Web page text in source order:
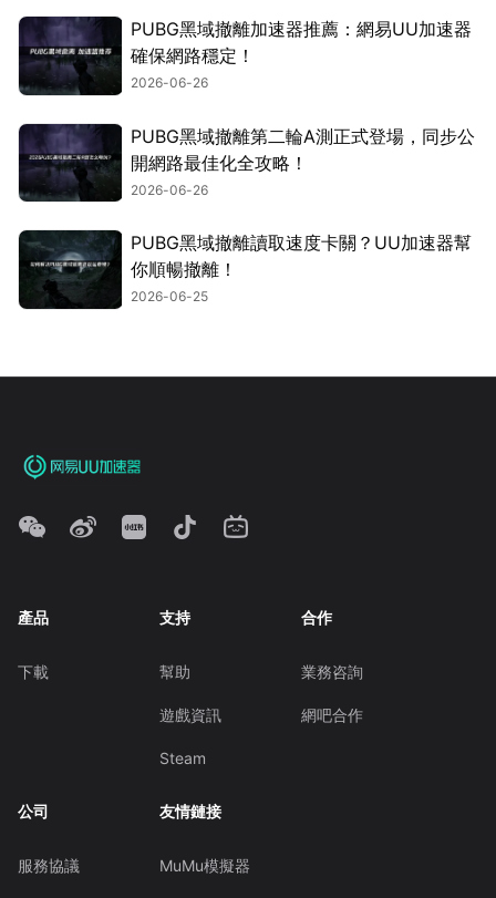
PUBG黑域撤離加速器推薦：網易UU加速器
確保網路穩定！
2026-06-26
PUBG黑域撤離第二輪A測正式登場，同步公
開網路最佳化全攻略！
2026-06-26
PUBG黑域撤離讀取速度卡關？UU加速器幫
你順暢撤離！
2026-06-25
產品
下載
支持
幫助
遊戲資訊
Steam
合作
業務咨詢
網吧合作
公司
服務協議
友情鏈接
MuMu模擬器